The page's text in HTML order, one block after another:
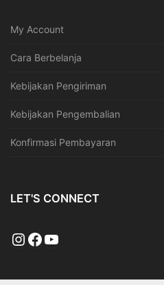
My Account
Cara Berbelanja
Kebijakan Pengiriman
Kebijakan Pengembalian
Konfirmasi Pembayaran
LET'S CONNECT